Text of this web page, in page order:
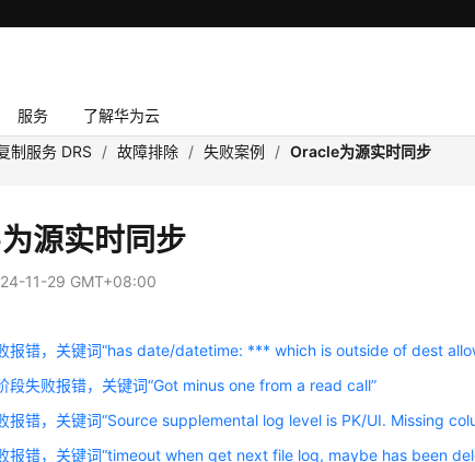
服务 了解华为云
制服务 DRS / 故障排除 / 失败案例 / Oracle为源实时同步
源实时同步
11-29 GMT+08:00
报错，关键词“has date/datetime: *** which is outside of dest
段失败报错，关键词“Got minus one from a read call”
报错，关键词“Source supplemental log level is PK/UI. Missing
报错，关键词“timeout when get next file log, maybe has been